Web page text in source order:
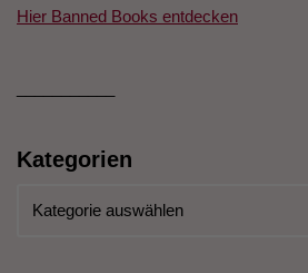
Hier Banned Books entdecken
Kategorien